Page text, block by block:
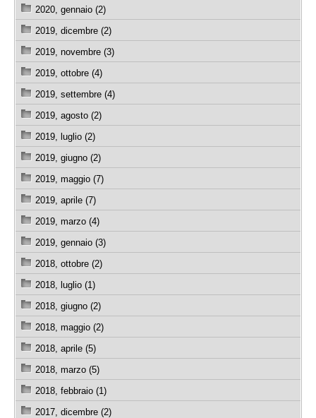
2020, gennaio (2)
2019, dicembre (2)
2019, novembre (3)
2019, ottobre (4)
2019, settembre (4)
2019, agosto (2)
2019, luglio (2)
2019, giugno (2)
2019, maggio (7)
2019, aprile (7)
2019, marzo (4)
2019, gennaio (3)
2018, ottobre (2)
2018, luglio (1)
2018, giugno (2)
2018, maggio (2)
2018, aprile (5)
2018, marzo (5)
2018, febbraio (1)
2017, dicembre (2)